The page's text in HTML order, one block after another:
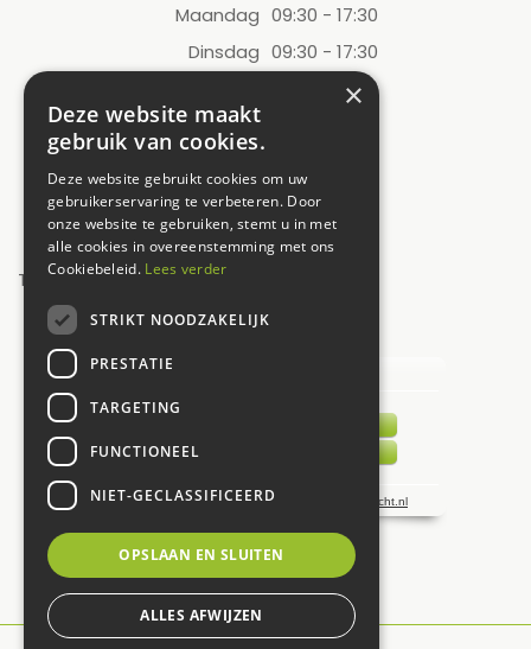
Maandag 09:30 - 17:30
Dinsdag 09:30 - 17:30
09:30 - 17:30
Donderdag
Zaterdag 09:00 - 17:00
Zondag
12:00 - 17:00
Toon alle openingstijden
UW MENING TELT!
×
Deze website maakt
gebruik van cookies.
Deze website gebruikt cookies om uw
gebruikerservaring te verbeteren. Door
onze website te gebruiken, stemt u in met
alle cookies in overeenstemming met ons
Cookiebeleid. Lees verder
STRIKT NOODZAKELIJK
PRESTATIE
TARGETING
FUNCTIONEEL
NIET-GECLASSIFICEERD
OPSLAAN EN SLUITEN
ALLES AFWIJZEN